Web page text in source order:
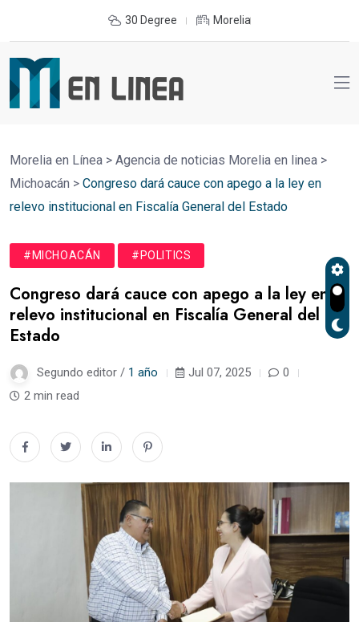
30 Degree Morelia
Morelia en Línea > Agencia de noticias Morelia en linea >
Michoacán > Congreso dará cauce con apego a la ley en
relevo institucional en Fiscalía General del Estado
#MICHOACÁN #POLITICS
Congreso dará cauce con apego a la ley en
relevo institucional en Fiscalía General del
Estado
Segundo editor / 1 año Jul 07, 2025
0
2 min read